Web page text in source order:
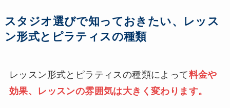
スタジオ選びで知っておきたい、レッス
ン形式とピラティスの種類
レッスン形式とピラティスの種類によって料金や
効果、レッスンの雰囲気は大きく変わります。